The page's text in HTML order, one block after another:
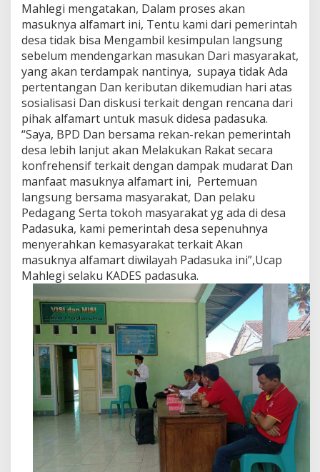
Mahlegi mengatakan, Dalam proses akan
masuknya alfamart ini, Tentu kami dari pemerintah
desa tidak bisa Mengambil kesimpulan langsung
sebelum mendengarkan masukan Dari masyarakat,
yang akan terdampak nantinya, supaya tidak Ada
pertentangan Dan keributan dikemudian hari atas
sosialisasi Dan diskusi terkait dengan rencana dari
pihak alfamart untuk masuk didesa padasuka.
“Saya, BPD Dan bersama rekan-rekan pemerintah
desa lebih lanjut akan Melakukan Rakat secara
konfrehensif terkait dengan dampak mudarat Dan
manfaat masuknya alfamart ini, Pertemuan
langsung bersama masyarakat, Dan pelaku
Pedagang Serta tokoh masyarakat yg ada di desa
Padasuka, kami pemerintah desa sepenuhnya
menyerahkan kemasyarakat terkait Akan
masuknya alfamart diwilayah Padasuka ini”,Ucap
Mahlegi selaku KADES padasuka.